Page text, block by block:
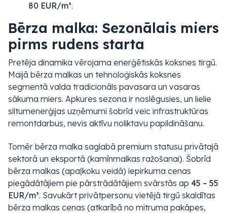
80 EUR/m³.
Bērza malka: Sezonālais miers
pirms rudens starta
Pretēja dinamika vērojama enerģētiskās koksnes tirgū.
Maijā bērza malkas un tehnoloģiskās koksnes
segmentā valda tradicionāls pavasara un vasaras
sākuma miers. Apkures sezona ir noslēgusies, un lielie
siltumenerģijas uzņēmumi šobrīd veic infrastruktūras
remontdarbus, nevis aktīvu noliktavu papildināšanu.
Tomēr bērza malka saglabā premium statusu privātajā
sektorā un eksportā (kamīnmalkas ražošanai). Šobrīd
bērza malkas (apaļkoku veidā) iepirkuma cenas
piegādātājiem pie pārstrādātājiem svārstās ap 45 – 55
EUR/m³. Savukārt privātpersonu vietējā tirgū skaldītas
bērza malkas cenas (atkarībā no mitruma pakāpes,